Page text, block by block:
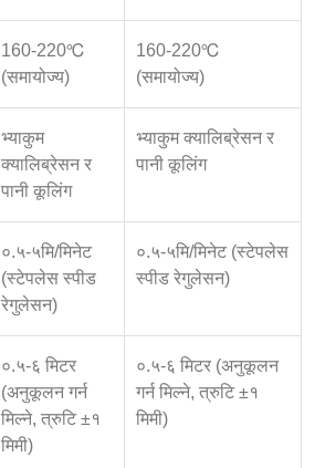
160-220℃
(समायोज्य)
160-220℃
(समायोज्य)
भ्याकुम
क्यालिब्रेसन र
पानी कूलिंग
भ्याकुम क्यालिब्रेसन र
पानी कूलिंग
०.५-५मि/मिनेट
(स्टेपलेस स्पीड
रेगुलेसन)
०.५-५मि/मिनेट (स्टेपलेस
स्पीड रेगुलेसन)
०.५-६ मिटर
(अनुकूलन गर्न
मिल्ने, त्रुटि ±१
मिमी)
०.५-६ मिटर (अनुकूलन
गर्न मिल्ने, त्रुटि ±१
मिमी)